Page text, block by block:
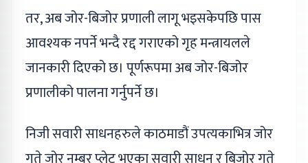
तर, अब जोर-बिजोर प्रणाली लागू भइसकेपछि पास
आवश्यक नपर्ने भन्दै रद्द गराएको गृह मन्त्रायलले
जानकारी दिएको छ। पूर्णरूपमा अब जोर-बिजोर
प्रणालीको पालना गर्नुपर्ने छ।
निजी सवारी साधनहरुले काठमाडौं उपत्यकाभित्र जोर